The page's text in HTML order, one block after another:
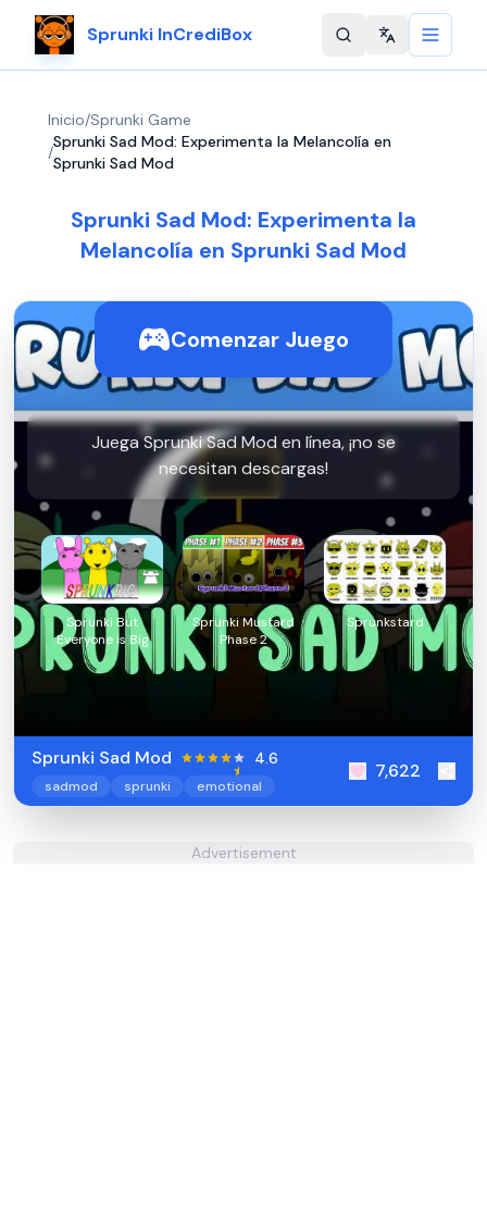
Sprunki InCrediBox Change
Inicio/Sprunki Game
/
Sprunki Sad Mod: Experimenta la Melancolía en
Sprunki Sad Mod
Sprunki Sad Mod: Experimenta la
Melancolía en Sprunki Sad Mod
Comenzar Juego
Juega Sprunki Sad Mod en línea, ¡no se
necesitan descargas!
Sprunki But
Everyone is Big
Sprunki Mustard
Phase 2
Sprunkstard
Sprunki Sad Mod 4.6
sadmod sprunki emotional
7,622
Advertisement